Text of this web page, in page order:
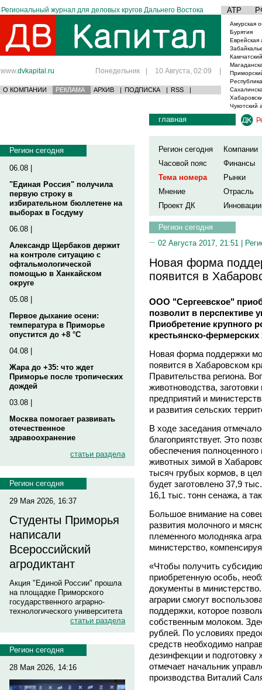
Региональный журнал для деловых кругов Дальнего Востока АТР
www.dvkapital.ru Понедельник | 10 Августа, 02:09 |
О КОМПАНИИ РЕКЛАМА АРХИВ | ПОДПИСКА | RSS |
Амурская
Бурятия
Еврейская
Чукотский
Регион сегодня
06.08 |
"Единая Россия" получила
первую строку в
избирательном бюллетене на
выборах в Госдуму
06.08 |
Александр Щербаков держит
на контроле ситуацию с
офтальмологической
помощью в Ханкайском
округе
05.08 |
Первое дыхание осени:
температура в Приморье
опустится до +8 °C
04.08 |
Жара до +35: что ждет
Приморье после тропических
дождей
03.08 |
Москва помогает развивать
отечественное
здравоохранение
статьи раздела
Регион сегодня
29 Мая 2026, 16:37
Студенты Приморья
написали
Всероссийский
агродиктант
Акция "Единой России" прошла
на площадке Приморского
государственного аграрно-
технологического университета
статьи раздела
Регион сегодня
28 Мая 2026, 14:16
главная
Регион сегодня
Компании
Часовой пояс
Финансы
Тема номера
Рынки
Мнение
Отрасль
Проект ДК
Инновации
Регион сегодня
02 Августа 2017, 21:51 |
Новая форма
появится в
ООО "Сергеевское"
позволит в перспективе
Приобретение крупного
крестьянско-фермерских
Новая форма поддержки
появится в Хабаровском
Правительства региона.
животноводства,
предприятий и
и развития сельских
В ходе заседания
благоприятствует. Это
обеспечения
животных зимой в
тысяч грубых кормов, в
будет заготовлено 37,9
16,1 тыс. тонн сенажа, а
Большое внимание на
развития молочного и
племенного молодняка
министерство,
«Чтобы получить
приобретенную особь,
документы в
аграрии смогут
поддержки, которое
собственным молоком.
рублей. По условиях
средств необходимо
дезинфекции и
отмечает начальник
производства Виталий